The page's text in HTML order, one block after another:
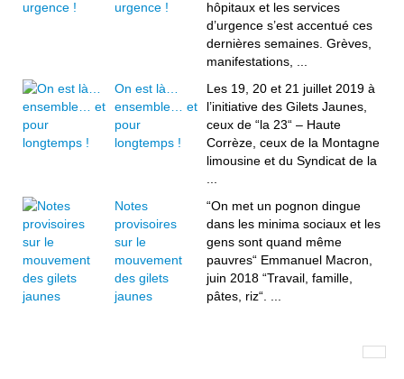
urgence !
hôpitaux et les services
d’urgence s’est accentué ces
dernières semaines. Grèves,
manifestations, ...
On est là…
ensemble… et
pour
longtemps !
Les 19, 20 et 21 juillet 2019 à
l’initiative des Gilets Jaunes,
ceux de “la 23“ – Haute
Corrèze, ceux de la Montagne
limousine et du Syndicat de la
Notes
provisoires
sur le
mouvement
des gilets
jaunes
“On met un pognon dingue
dans les minima sociaux et les
gens sont quand même
pauvres“ Emmanuel Macron,
juin 2018 “Travail, famille,
pâtes, riz“. ...